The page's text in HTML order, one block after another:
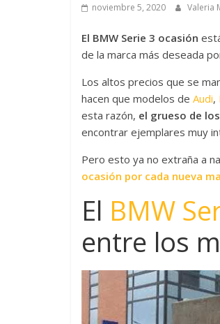
noviembre 5, 2020 Valeria
El BMW Serie 3 ocasión
de la marca más deseada
Los altos precios que se
hacen que modelos de Audi,
esta razón, el grueso de
encontrar ejemplares muy
Pero esto ya no extraña a
ocasión por cada nueva
El BMW
entre los